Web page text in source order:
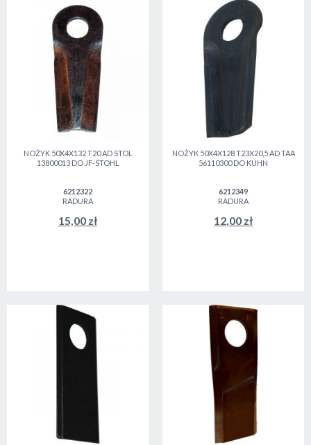
NOŻYK 50X4X132 T20 AD STOL
13800013 DO JF-STOHL
6212322
RADURA
15,00 zł
NOŻYK 50X4X128 T23X20,5 AD TAA
56110300 DO KUHN
6212349
RADURA
12,00 zł